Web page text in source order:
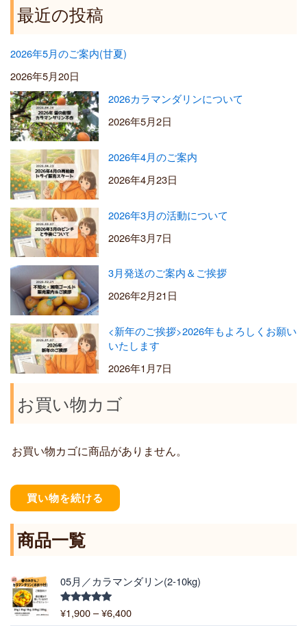
最近の投稿
2026年5月のご案内(甘夏)
2026年5月20日
2026カラマンダリンについて
2026年5月2日
2026年4月のご案内
2026年4月23日
2026年3月の活動について
2026年3月7日
3月発送のご案内＆ご挨拶
2026年2月21日
<新年のご挨拶>2026年もよろしくお願い
いたします
2026年1月7日
お買い物カゴ
お買い物カゴに商品がありません。
買い物を続ける
商品一覧
05月／カラマンダリン(2-10kg)
5段階中
5.00
¥1,900 –¥6,400
価
格
: